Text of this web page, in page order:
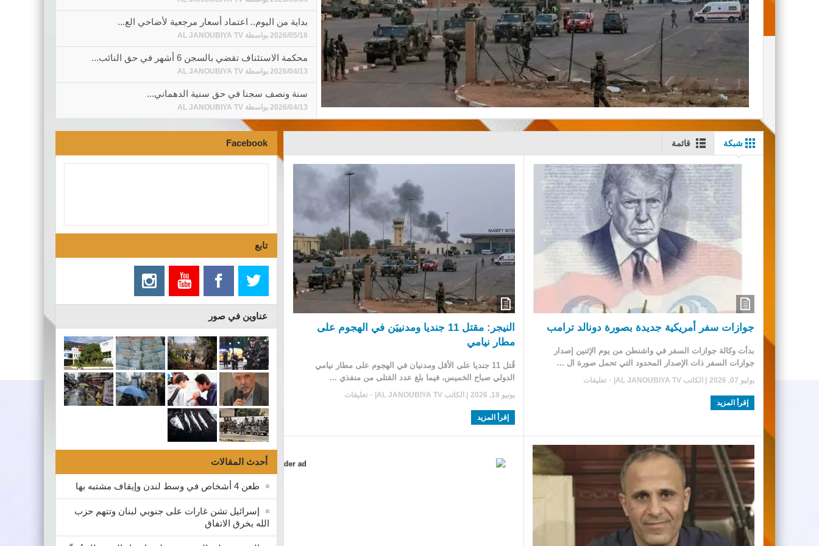
بداية من اليوم.. اعتماد أسعار مرجعية لأضاحي الع...
2026/05/18 بواسطةAL JANOUBIYA TV
محكمة الاستئناف تقضي بالسجن 6 أشهر في حق النائب...
2026/04/13 بواسطةAL JANOUBIYA TV
سنة ونصف سجنا في حق سنية الدهماني...
2026/04/13 بواسطةAL JANOUBIYA TV
شبكة قائمة
جوازات سفر أمريكية جديدة بصورة دونالد ترامب
بدأت وكالة جوازات السفر في واشنطن من يوم الإثنين إصدار
جوازات السفر ذات الإصدار المحدود التي تحمل صورة ال ...
يوليو 07, 2026 | الكاتب AL JANOUBIYA TV
|
إقرأ المزيد
النيجر: مقتل 11 جنديا ومدنييَن في الهجوم على
مطار نيامي
قُتل 11 جنديا على الأقل ومدنيان في الهجوم على مطار نيامي
الدولي صباح الخميس، فيما بلغ عدد القتلى من منفذي ...
يونيو 18, 2026 | الكاتب AL JANOUBIYA TV
|
إقرأ المزيد
Facebook
تابع
عناوين في صور
أحدث المقالات
طعن 4 أشخاص في وسط لندن وإيقاف مشتبه بها
إسرائيل تشن غارات على جنوبي لبنان وتتهم حزب
الله بخرق الاتفاق